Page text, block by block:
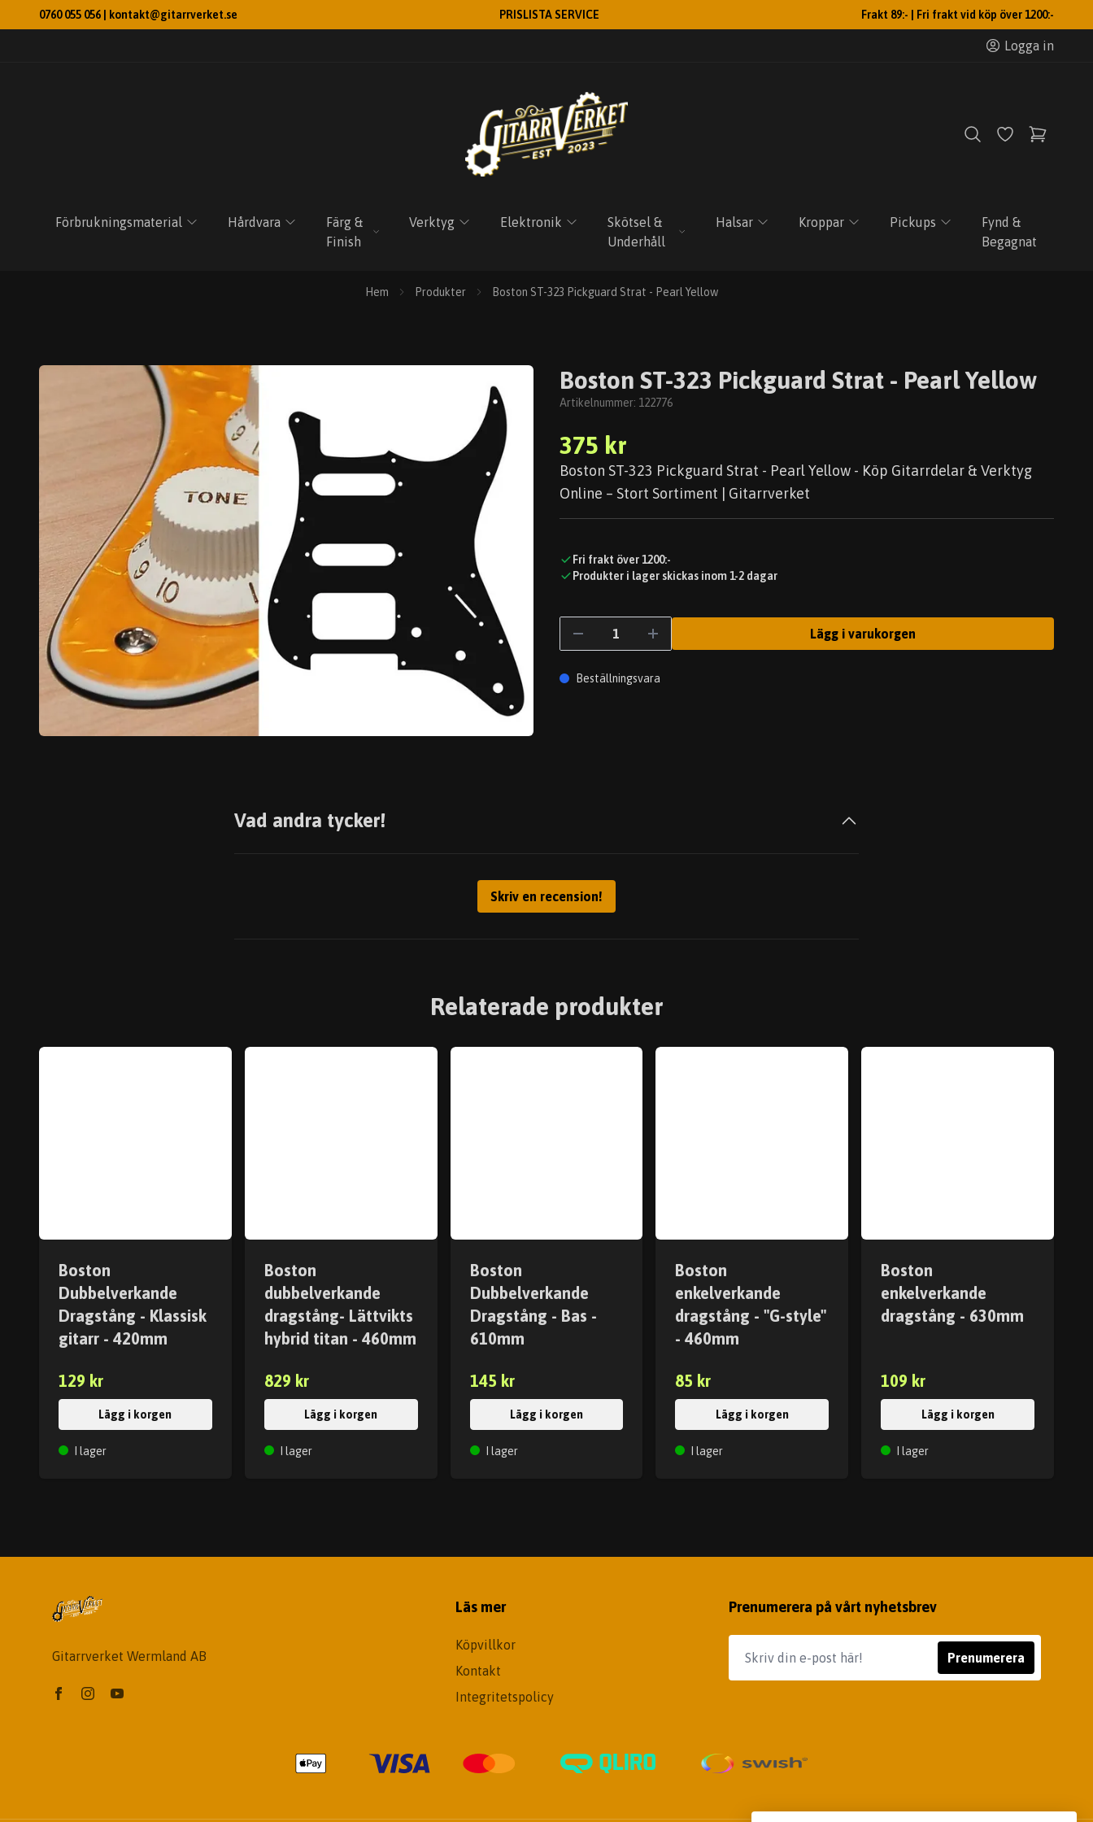
0760 055 056 | kontakt@gitarrverket.se PRISLISTA SERVICE Frakt 89:- | Fri frakt vid köp över 1200:-
Logga in
Förbrukningsmaterial Hårdvara
Färg &
Finish
Verktyg Elektronik
Skötsel &
Underhåll
Halsar Kroppar Pickups
Fynd &
Begagnat
Hem Produkter Boston ST-323 Pickguard Strat - Pearl Yellow
Boston ST-323 Pickguard Strat - Pearl Yellow
Artikelnummer: 122776
375 kr
Boston ST-323 Pickguard Strat - Pearl Yellow - Köp Gitarrdelar & Verktyg
Online – Stort Sortiment | Gitarrverket
Fri frakt över 1200:-
Produkter i lager skickas inom 1-2 dagar
Lägg i varukorgen
Beställningsvara
Vad andra tycker!
Skriv en recension!
Relaterade produkter
Boston
Dubbelverkande
Dragstång - Klassisk
gitarr - 420mm
129 kr
Lägg i korgen
I lager
Boston
dubbelverkande
dragstång- Lättvikts
hybrid titan - 460mm
829 kr
Lägg i korgen
I lager
Boston
Dubbelverkande
Dragstång - Bas -
610mm
145 kr
Lägg i korgen
I lager
Boston
enkelverkande
dragstång - "G-style"
- 460mm
85 kr
Lägg i korgen
I lager
Boston
enkelverkande
dragstång - 630mm
109 kr
Lägg i korgen
I lager
Gitarrverket Wermland AB
Läs mer
Köpvillkor
Kontakt
Integritetspolicy
Prenumerera på vårt nyhetsbrev
Prenumerera